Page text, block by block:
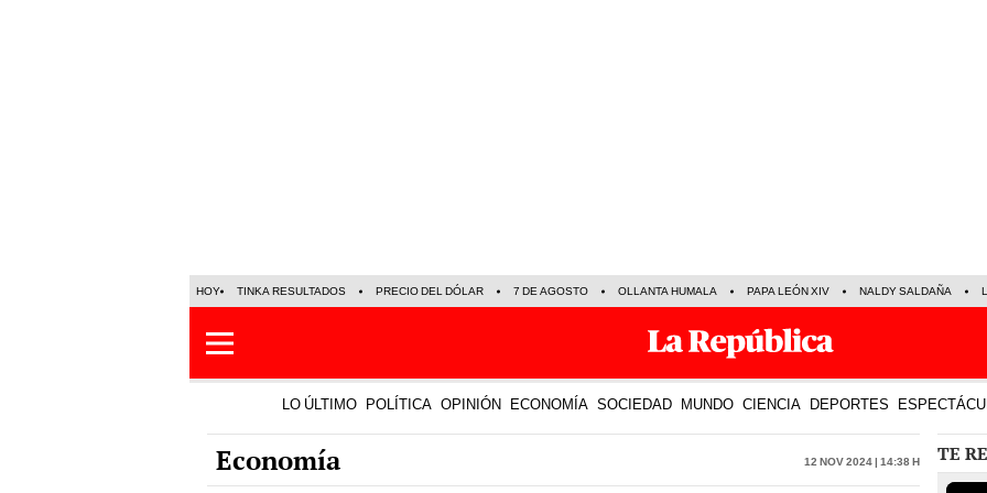
HOY TINKA RESULTADOS PRECIO DEL DÓLAR 7 DE AGOSTO OLLANTA HUMALA PAPA LEÓN XIV NALDY SALDAÑA
LO ÚLTIMO POLÍTICA OPINIÓN ECONOMÍA SOCIEDAD MUNDO CIENCIA DEPORTES
Economía 12 Nov 2024 | 14:38 h TE